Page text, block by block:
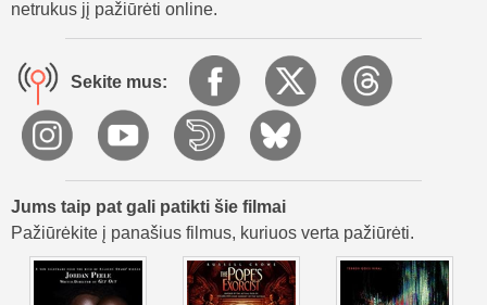
išsivaduotų.
Filmas „Šešėlių vanduo“ tokį įprastą dalyką kaip kiemo
baseinas paverčia baimės šaltiniu. Tai šiurpi istorija apie tai,
kaip toli šeima eis, kad apsaugotų viena kitą, net susidūrusi
su kažkuo tamsiu ir nežinomu.
netrukus jį pažiūrėti online.
Sekite mus:
Jums taip pat gali patikti šie filmai
Pažiūrėkite į panašius filmus, kuriuos verta pažiūrėti.